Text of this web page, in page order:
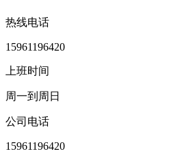
热线电话
15961196420
上班时间
周一到周日
公司电话
15961196420